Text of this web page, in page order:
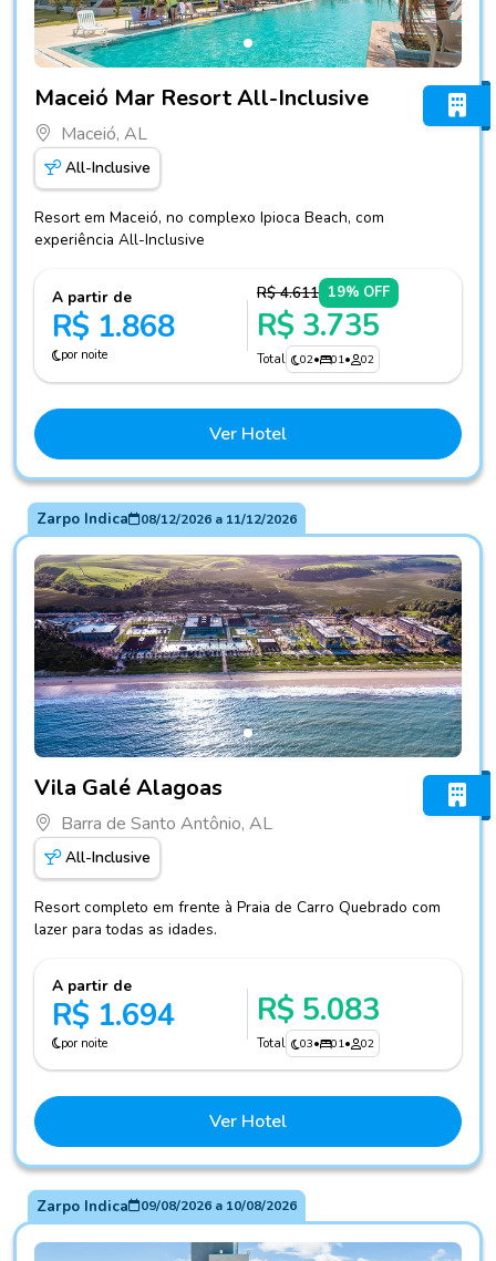
Maceió Mar Resort All-Inclusive
Maceió, AL
All-Inclusive
Resort em Maceió, no complexo Ipioca Beach, com
experiência All-Inclusive
A partir de
R$ 1.868
por noite
R$ 4.611 19% OFF
R$ 3.735
Total 02• 01• 02
Ver Hotel
Zarpo Indica 08/12/2026a 11/12/2026
Vila Galé Alagoas
Barra de Santo Antônio, AL
All-Inclusive
Resort completo em frente à Praia de Carro Quebrado com
lazer para todas as idades.
A partir de
R$ 1.694
por noite
R$ 5.083
Total 03• 01• 02
Ver Hotel
Zarpo Indica 09/08/2026a 10/08/2026